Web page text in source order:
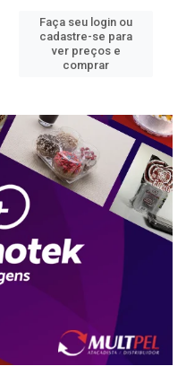
Faça seu login ou
cadastre-se para
ver preços e
comprar